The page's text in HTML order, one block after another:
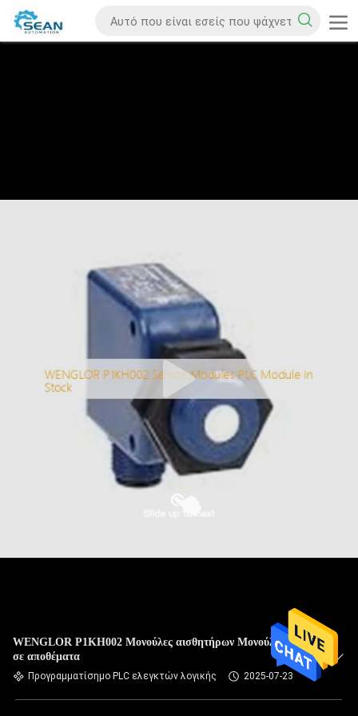
WENGLOR P1KH002 Μονούλες αισθητήρων Μονούλα PLC
σε αποθέματα
Προγραμματίσημο PLC ελεγκτών λογικής 2025-07-23